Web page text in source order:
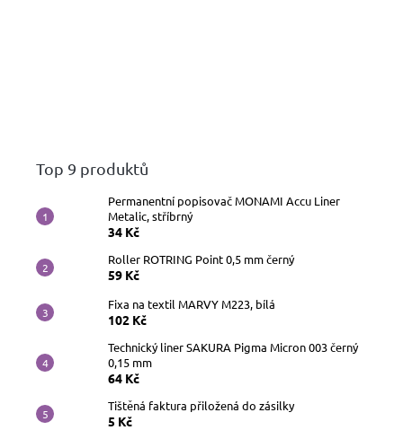
Top 9 produktů
Permanentní popisovač MONAMI Accu Liner
Metalic, stříbrný
34 Kč
Roller ROTRING Point 0,5 mm černý
59 Kč
Fixa na textil MARVY M223, bílá
102 Kč
Technický liner SAKURA Pigma Micron 003 černý
0,15 mm
64 Kč
Tištěná faktura přiložená do zásilky
5 Kč